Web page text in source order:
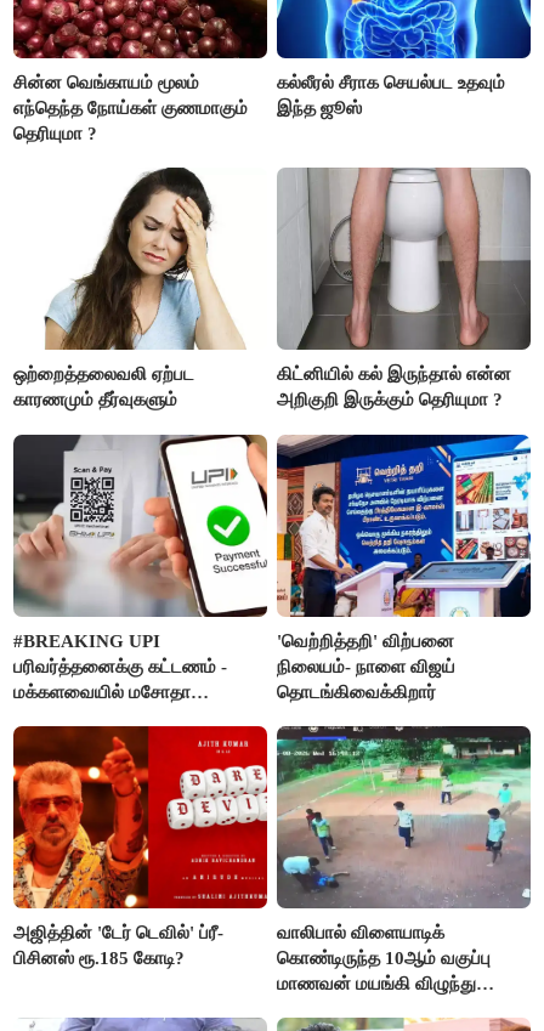
சின்ன வெங்காயம் மூலம்
எந்தெந்த நோய்கள் குணமாகும்
தெரியுமா ?
கல்லீரல் சீராக செயல்பட உதவும்
இந்த ஜூஸ்
ஒற்றைத்தலைவலி ஏற்பட
காரணமும் தீர்வுகளும்
கிட்னியில் கல் இருந்தால் என்ன
அறிகுறி இருக்கும் தெரியுமா ?
#BREAKING UPI
பரிவர்த்தனைக்கு கட்டணம் -
மக்களவையில் மசோதா
'வெற்றித்தறி' விற்பனை
நிலையம்- நாளை விஜய்
தொடங்கிவைக்கிறார்
அஜித்தின் 'டேர் டெவில்' ப்ரீ-
பிசினஸ் ரூ.185 கோடி?
வாலிபால் விளையாடிக்
கொண்டிருந்த 10ஆம் வகுப்பு
மாணவன் மயங்கி விழுந்து